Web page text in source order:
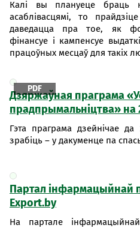
Калі вы плануеце браць
асаблівасцямі, то
даведацца пра тое, як
фінансуе і кампенсуе
працоўных месцаў для такіх
PDF
Дзяржаўная праграма
прадпрымальніцтва» на
Гэта праграма дзейнічае
зрабіць – у дакуменце па
Партал інфармацыйнай
Export.by
На партале